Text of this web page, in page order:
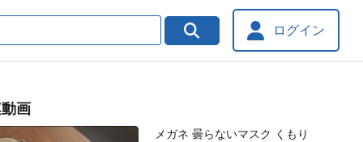
ログイン
画
メガネ 曇らないマスク くもり